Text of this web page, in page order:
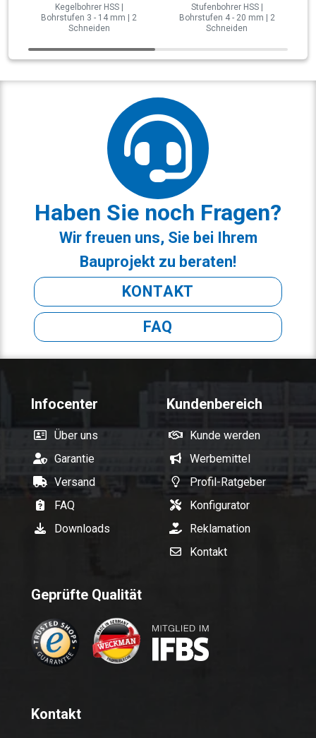
Kegelbohrer HSS |
Bohrstufen 3 - 14 mm | 2
Schneiden
Stufenbohrer HSS |
Bohrstufen 4 - 20 mm | 2
Schneiden
Haben Sie noch Fragen?
Wir freuen uns, Sie bei Ihrem
Bauprojekt zu beraten!
KONTAKT
FAQ
Infocenter
Über uns
Garantie
Versand
FAQ
Downloads
Kundenbereich
Kunde werden
Werbemittel
Profil-Ratgeber
Konfigurator
Reklamation
Kontakt
Geprüfte Qualität
Kontakt